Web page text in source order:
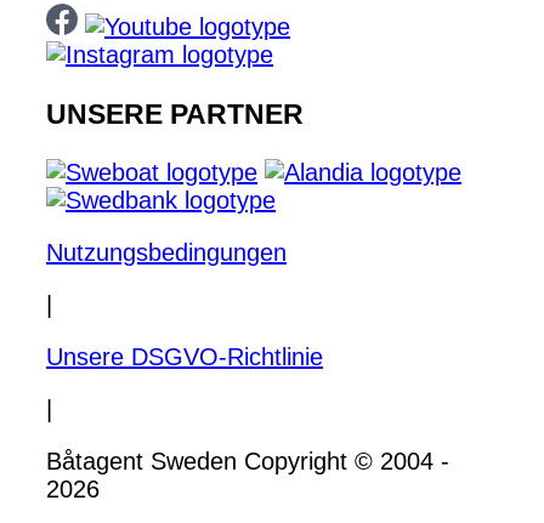
UNSERE PARTNER
Nutzungsbedingungen
Unsere DSGVO-Richtlinie
Båtagent Sweden Copyright © 2004 -
2026